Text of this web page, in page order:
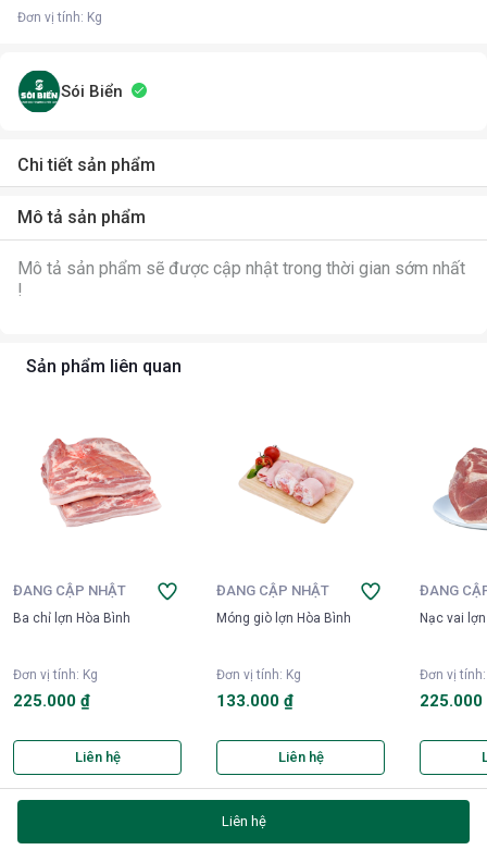
Đơn vị tính: Kg
Sói Biển
Chi tiết sản phẩm
Mô tả sản phẩm
Mô tả sản phẩm sẽ được cập nhật trong thời gian sớm nhất
!
Sản phẩm liên quan
ĐANG CẬP NHẬT
Ba chỉ lợn Hòa Bình
Đơn vị tính: Kg
225.000 ₫
Liên hệ
ĐANG CẬP NHẬT
Móng giò lợn Hòa Bình
Đơn vị tính: Kg
133.000 ₫
Liên hệ
ĐANG
Nạc vai
Đơn vị tính
225.000
Liên hệ